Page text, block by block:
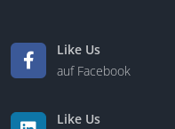
Like Us
auf Facebook
Like Us